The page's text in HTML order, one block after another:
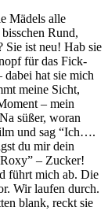
Mädels alle
Rund,
Sie ist neu! Hab sie
für das Fick-
hat sie mich
meine Sicht,
– mein
süßer, woran
und sag “Ich….
du mir dein
– Zucker!
führt mich ab. Die
Wir laufen durch.
blank, reckt sie